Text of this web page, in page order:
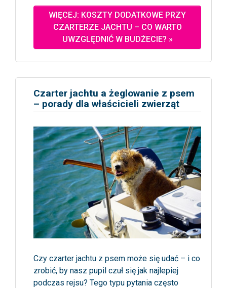
WIĘCEJ: KOSZTY DODATKOWE PRZY
CZARTERZE JACHTU – CO WARTO
UWZGLĘDNIĆ W BUDŻECIE? »
Czarter jachtu a żeglowanie z psem
– porady dla właścicieli zwierząt
Czy czarter jachtu z psem może się udać – i co
zrobić, by nasz pupil czuł się jak najlepiej
podczas rejsu? Tego typu pytania często